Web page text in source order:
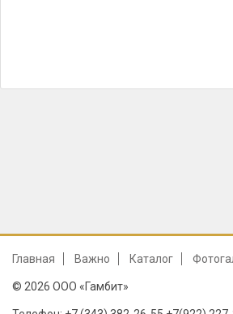
Главная Важно Каталог
© 2026 ООО «Гамбит»